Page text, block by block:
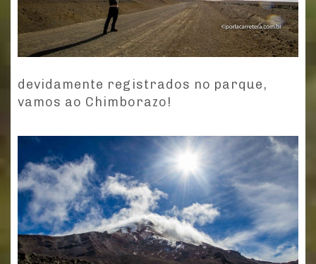
devidamente registrados no parque,
vamos ao Chimborazo!